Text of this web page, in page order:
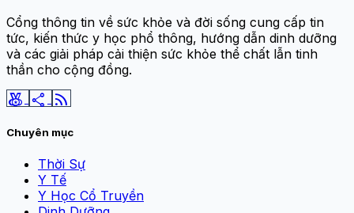
Cổng thông tin về sức khỏe và đời sống cung cấp tin
tức, kiến thức y học phổ thông, hướng dẫn dinh dưỡng
và các giải pháp cải thiện sức khỏe thể chất lẫn tinh
thần cho cộng đồng.
social_leaderboard share rss_feed
Chuyên mục
Thời Sự
Y Tế
Y Học Cổ Truyền